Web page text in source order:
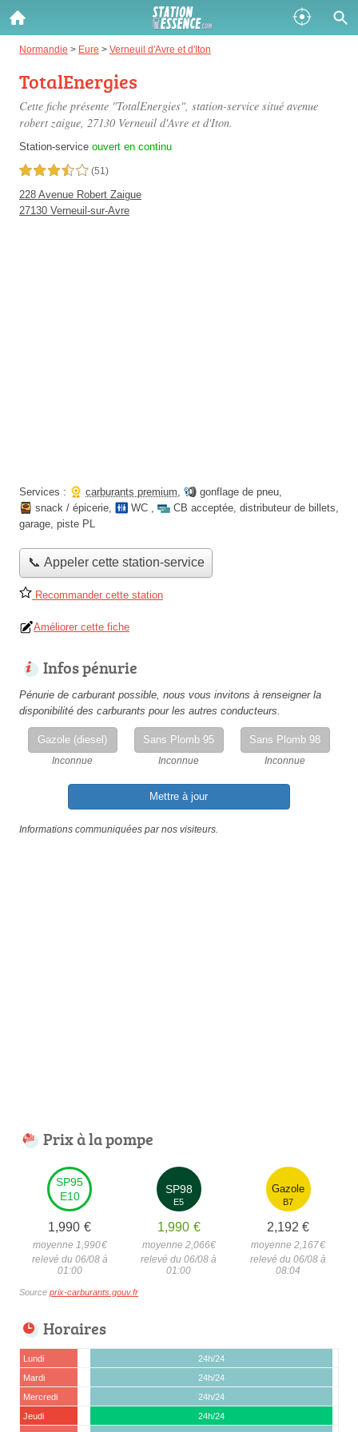
Normandie > Eure > Verneuil d'Avre et d'Iton
TotalEnergies
Cette fiche présente "TotalEnergies", station-service situé avenue
robert zaigue, 27130 Verneuil d'Avre et d'Iton.
Station-service ouvert en continu
3,5 étoiles sur 5 (51)
228 Avenue Robert Zaigue
27130 Verneuil-sur-Avre
Services : carburants premium, gonflage de pneu,
snack / épicerie, WC , CB acceptée, distributeur de billets,
garage, piste PL
📞 Appeler cette station-service
Recommander cette station
Améliorer cette fiche
Infos pénurie
Pénurie de carburant possible, nous vous invitons à renseigner la
disponibilité des carburants pour les autres conducteurs.
Gazole (diesel)
Inconnue
Sans Plomb 95
Inconnue
Sans Plomb 98
Inconnue
Mettre à jour
Informations communiquées par nos visiteurs.
Prix à la pompe
SP95
E10
1,990 €
moyenne 1,990€
relevé du 06/08 à
01:00
SP98
E5
1,990 €
moyenne 2,066€
relevé du 06/08 à
01:00
Gazole
B7
2,192 €
moyenne 2,167€
relevé du 06/08 à
08:04
Source prix-carburants.gouv.fr
Horaires
Lundi
24h/24
Mardi
24h/24
Mercredi
24h/24
Jeudi
24h/24
Gazole :
Disponible
SP 98 :
Disponible
SP 95 :
Disponible